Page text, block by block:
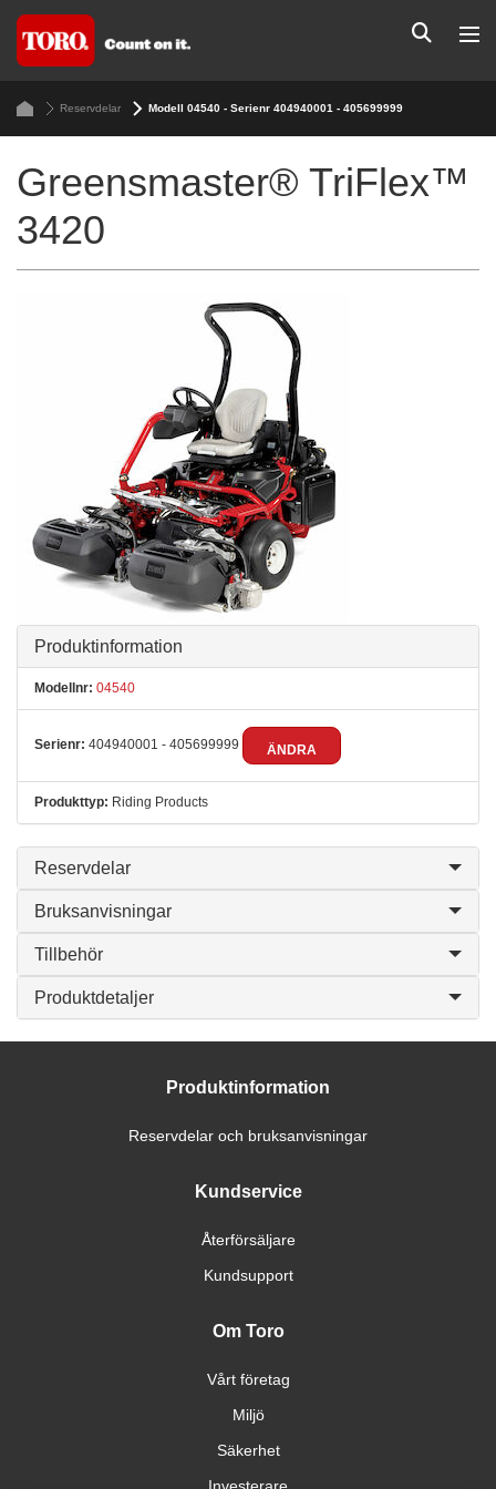
Reservdelar Modell 04540 - Serienr 404940001 - 405699999
Greensmaster® TriFlex™
3420
Produktinformation
Modellnr: 04540
Serienr: 404940001 - 405699999 ÄNDRA
Produkttyp: Riding Products
Reservdelar
Bruksanvisningar
Tillbehör
Produktdetaljer
Produktinformation
Reservdelar och bruksanvisningar
Kundservice
Återförsäljare
Kundsupport
Om Toro
Vårt företag
Miljö
Säkerhet